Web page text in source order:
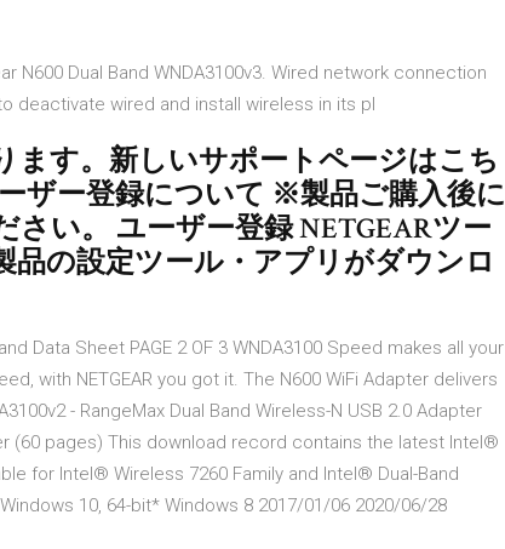
N600 Dual Band WNDA3100v3. Wired network connection
deactivate wired and install wireless in its pl
ます。新しいサポートページはこち
ザー登録について ※製品ご購入後に
い。 ユーザー登録 NETGEARツー
品の設定ツール・アプリがダウンロ
Data Sheet PAGE 2 OF 3 WNDA3100 Speed makes all your
with NETGEAR you got it. The N600 WiFi Adapter delivers
- RangeMax Dual Band Wireless-N USB 2.0 Adapter
(60 pages) This download record contains the latest Intel®
for Intel® Wireless 7260 Family and Intel® Dual-Band
10, 64-bit* Windows 8 2017/01/06 2020/06/28